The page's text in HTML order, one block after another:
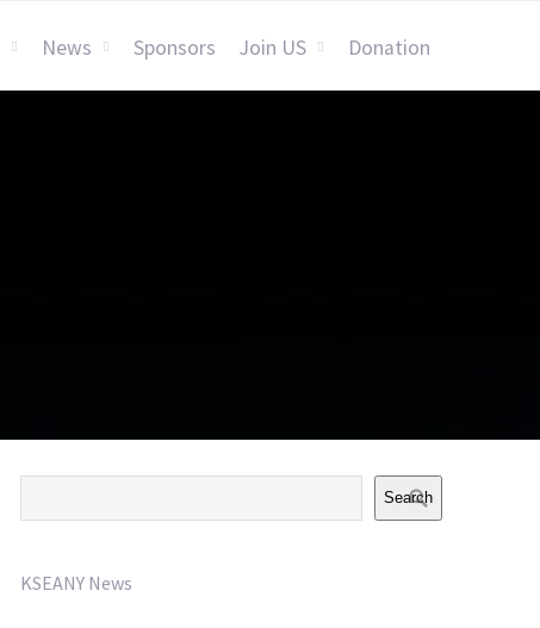
News Sponsors Join US Donation
Search
KSEANY News